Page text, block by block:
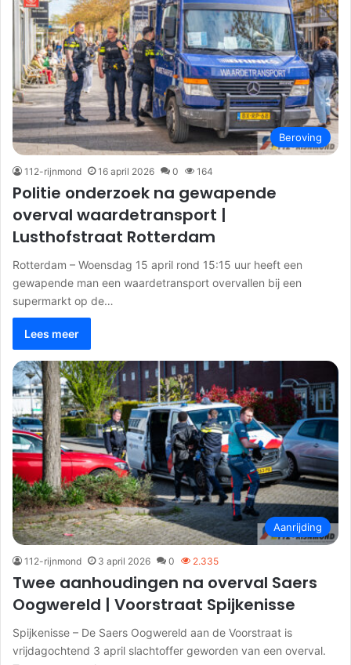
Beroving
112-rijnmond 16 april 2026 0 164
Politie onderzoek na gewapende
overval waardetransport |
Lusthofstraat Rotterdam
Rotterdam – Woensdag 15 april rond 15:15 uur heeft een
gewapende man een waardetransport overvallen bij een
supermarkt op de…
Lees meer
Aanrijding
112-rijnmond 3 april 2026 0 2.335
Twee aanhoudingen na overval Saers
Oogwereld | Voorstraat Spijkenisse
Spijkenisse – De Saers Oogwereld aan de Voorstraat is
vrijdagochtend 3 april slachtoffer geworden van een overval.